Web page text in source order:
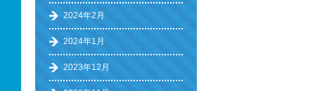
2024年2月
2024年1月
2023年12月